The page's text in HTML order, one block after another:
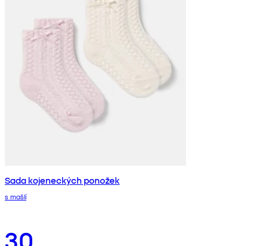
Sada kojeneckých ponožek
s mašlí
30